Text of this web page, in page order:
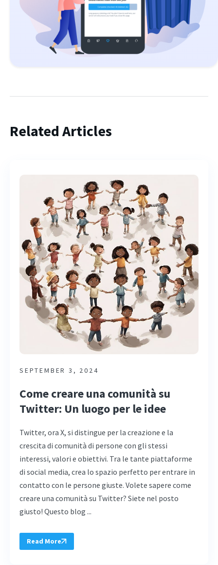
Related Articles
SEPTEMBER 3, 2024
Come creare una comunità su
Twitter: Un luogo per le idee
Twitter, ora X, si distingue per la creazione e la
crescita di comunità di persone con gli stessi
interessi, valori e obiettivi. Tra le tante piattaforme
di social media, crea lo spazio perfetto per entrare in
contatto con le persone giuste. Volete sapere come
creare una comunità su Twitter? Siete nel posto
giusto! Questo blog ...
Read More